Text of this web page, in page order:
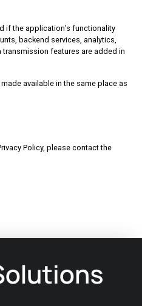
if the application’s functionality
backend services, analytics,
features are added in
available in the same place as
Policy, please contact the